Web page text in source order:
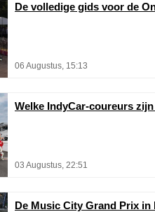
De volledige gids voor de
06 Augustus, 15:13
Welke IndyCar-coureurs
03 Augustus, 22:51
De Music City Grand Prix